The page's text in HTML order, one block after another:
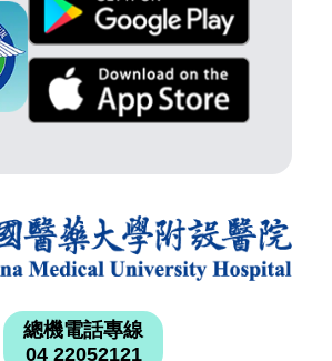
總機電話專線
04 22052121